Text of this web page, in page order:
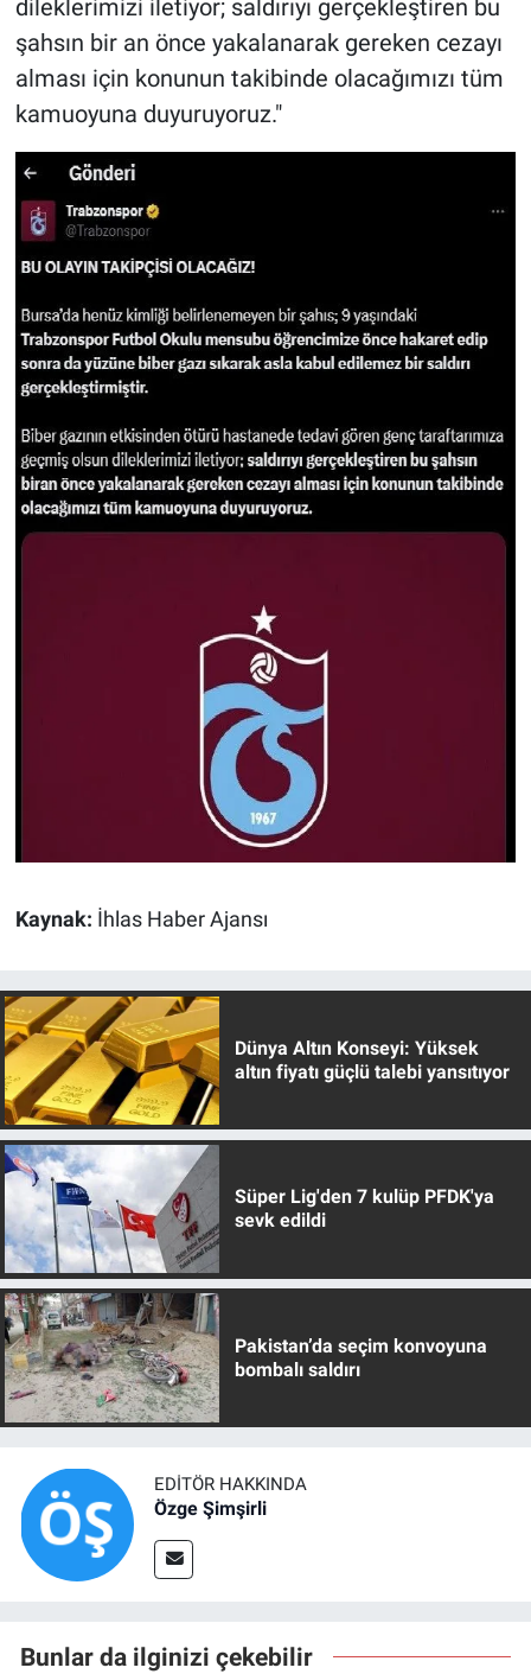
dileklerimizi iletiyor; saldırıyı gerçekleştiren bu
şahsın bir an önce yakalanarak gereken cezayı
alması için konunun takibinde olacağımızı tüm
kamuoyuna duyuruyoruz."
Kaynak: İhlas Haber Ajansı
Dünya Altın Konseyi: Yüksek
altın fiyatı güçlü talebi yansıtıyor
Süper Lig'den 7 kulüp PFDK'ya
sevk edildi
Pakistan’da seçim konvoyuna
bombalı saldırı
EDITÖR HAKKINDA
Özge Şimşirli
Bunlar da ilginizi çekebilir